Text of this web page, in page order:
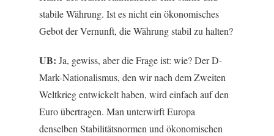
stabile Währung. Ist es nicht ein ökonomisches
Gebot der Vernunft, die Währung stabil zu halten?
UB: Ja, gewiss, aber die Frage ist: wie? Der D-
Mark-Nationalismus, den wir nach dem Zweiten
Weltkrieg entwickelt haben, wird einfach auf den
Euro übertragen. Man unterwirft Europa
denselben Stabilitätsnormen und ökonomischen